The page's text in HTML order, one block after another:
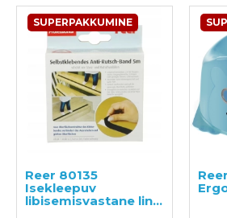
SUPERPAKKUMINE
Reer 80135
Isekleepuv
libisemisvastane lint